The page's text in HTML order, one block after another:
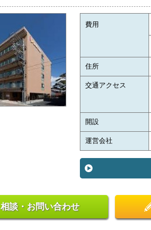
費用
住所
交通アクセス
開設
運営会社
相談・お問い合わせ